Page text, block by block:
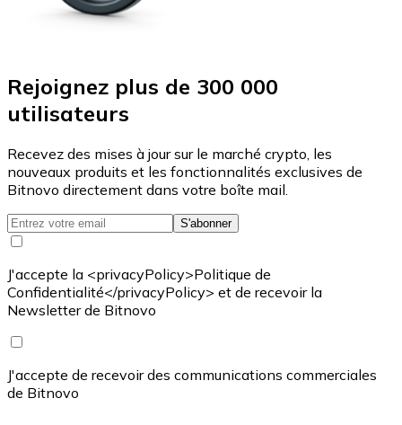
Rejoignez plus de 300 000
utilisateurs
Recevez des mises à jour sur le marché crypto, les
nouveaux produits et les fonctionnalités exclusives de
Bitnovo directement dans votre boîte mail.
S'abonner
J'accepte la <privacyPolicy>Politique de
Confidentialité</privacyPolicy> et de recevoir la
Newsletter de Bitnovo
J'accepte de recevoir des communications commerciales
de Bitnovo